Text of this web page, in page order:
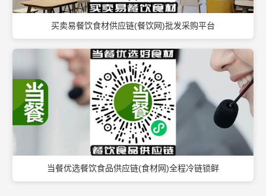
买卖易餐饮食材供应链(餐饮网)批发采购平台
当餐优选餐饮食品供应链(食材网)全程冷链锁鲜